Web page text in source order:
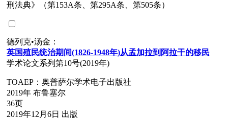
刑法典》（第153A条、第295A条、第505条）
德列克•汤金：
英国殖民统治期间(1826-1948年)从孟加拉到阿拉干的移民
学术论文系列第10号(2019年)
TOAEP：奥普萨尔学术电子出版社
2019年 布鲁塞尔
36页
2019年12月6日 出版